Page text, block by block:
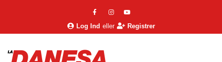
Log Ind eller Registrer